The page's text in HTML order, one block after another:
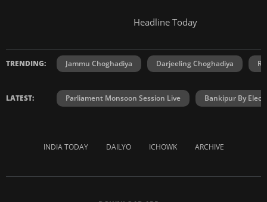
Headline Today
TRENDING: Jammu Choghadiya Darjeeling Choghadiya
LATEST: Parliament Monsoon Session Live Bankipur By
INDIA TODAY DAILYO ICHOWK ARCHIVE